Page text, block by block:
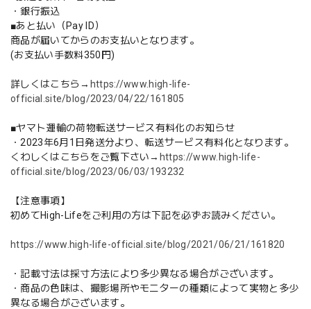
・銀行振込
■あと払い（Pay ID）
商品が届いてからのお支払いとなります。
(お支払い手数料350円)
詳しくはこちら→ https://www.high-life-
official.site/blog/2023/04/22/161805
■ヤマト運輸の荷物転送サービス有料化のお知らせ
・2023年6月1日発送分より、転送サービス有料化となります。
くわしくはこちらをご覧下さい→ https://www.high-life-
official.site/blog/2023/06/03/193232
【注意事項】
初めてHigh-Lifeをご利用の方は下記を必ずお読みください。
https://www.high-life-official.site/blog/2021/06/21/161820
・記載寸法は採寸方法により多少異なる場合がございます。
・商品の色味は、撮影場所やモニターの種類によって実物と多少
異なる場合がございます。